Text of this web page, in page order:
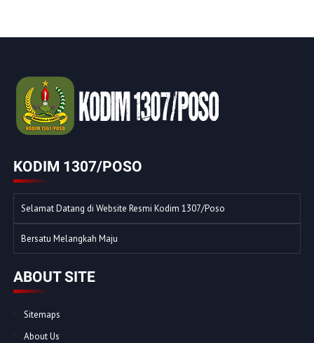
KODIM 1307/POSO
Selamat Datang di Website Resmi Kodim 1307/Poso
Bersatu Melangkah Maju
ABOUT SITE
Sitemaps
About Us